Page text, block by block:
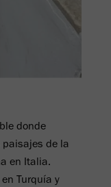
donde
de la
en Italia.
Turquía y